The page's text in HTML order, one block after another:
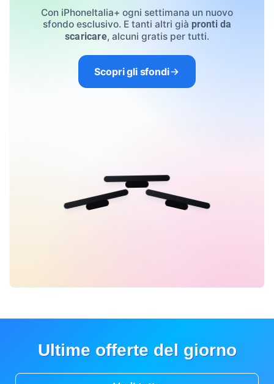
Con iPhoneItalia+ ogni settimana un nuovo
sfondo esclusivo. E tanti altri già pronti da
scaricare, alcuni gratis per tutti.
Scopri gli sfondi
Ultime offerte del giorno